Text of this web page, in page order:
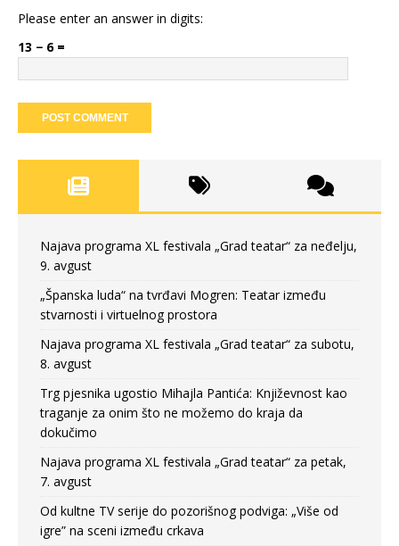
Please enter an answer in digits:
13 − 6 =
Najava programa XL festivala „Grad teatar“ za neđelju,
9. avgust
„Španska luda“ na tvrđavi Mogren: Teatar između
stvarnosti i virtuelnog prostora
Najava programa XL festivala „Grad teatar“ za subotu,
8. avgust
Trg pjesnika ugostio Mihajla Pantića: Književnost kao
traganje za onim što ne možemo do kraja da
dokučimo
Najava programa XL festivala „Grad teatar“ za petak,
7. avgust
Od kultne TV serije do pozorišnog podviga: „Više od
igre” na sceni između crkava